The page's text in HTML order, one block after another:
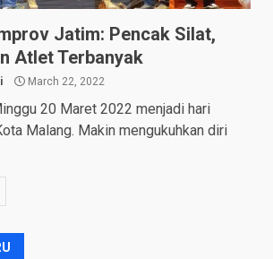
Jatim: Pencak Silat,
Atlet Terbanyak
March 22, 2022
20 Maret 2022 menjadi hari
Malang. Makin mengukuhkan diri